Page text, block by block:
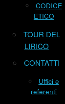
CODICE
ETICO
TOUR DEL
LIRICO
CONTATTI
Uffici e
referenti